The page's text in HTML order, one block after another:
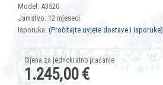
Model: A3520
Jamstvo: 12 mjeseci
Isporuka: (Pročitajte uvjete dostave i isporuke)
1.245,00 €